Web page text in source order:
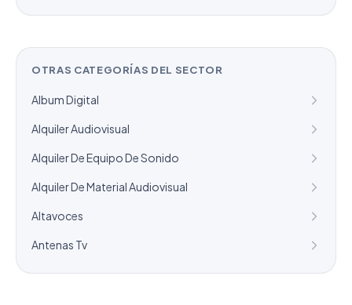
OTRAS CATEGORÍAS DEL SECTOR
Album Digital
Alquiler Audiovisual
Alquiler De Equipo De Sonido
Alquiler De Material Audiovisual
Altavoces
Antenas Tv